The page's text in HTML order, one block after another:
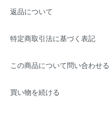
返品について
特定商取引法に基づく表記
この商品について問い合わせる
買い物を続ける